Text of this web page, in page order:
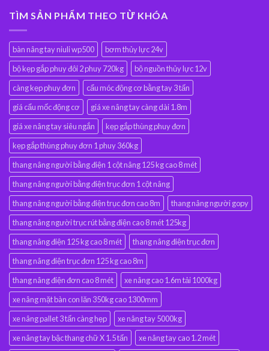
TÌM SẢN PHẨM THEO TỪ KHÓA
bàn nâng tay niuli wp500
bơm thủy lực 24v
bộ kẹp gắp phuy đôi 2 phuy 720kg
bộ nguồn thủy lực 12v
càng kẹp phuy đơn
cẩu móc động cơ bằng tay 3 tấn
giá cẩu mốc động cơ
giá xe nâng tay càng dài 1.8m
giá xe nâng tay siêu ngắn
kẹp gắp thùng phuy đơn
kẹp gắp thùng phuy đơn 1 phuy 360kg
thang nâng người bằng điện 1 cột nâng 125 kg cao 8 mét
thang nâng người bằng điện trục đơn 1 cột nâng
thang nâng người bằng điện trục đơn cao 8m
thang nâng người gopy
thang nâng người trục rút bằng điện cao 8 mét 125kg
thang nâng điện 125 kg cao 8 mét
thang nâng điện trục đơn
thang nâng điện trục đơn 125 kg cao 8m
thang nâng điện đơn cao 8 mét
xe nâng cao 1.6m tải 1000kg
xe nâng mặt bàn con lăn 350kg cao 1300mm
xe nâng pallet 3 tấn càng hẹp
xe nâng tay 5000kg
xe nâng tay bậc thang chữ X 1.5 tấn
xe nâng tay cao 1.2 mét